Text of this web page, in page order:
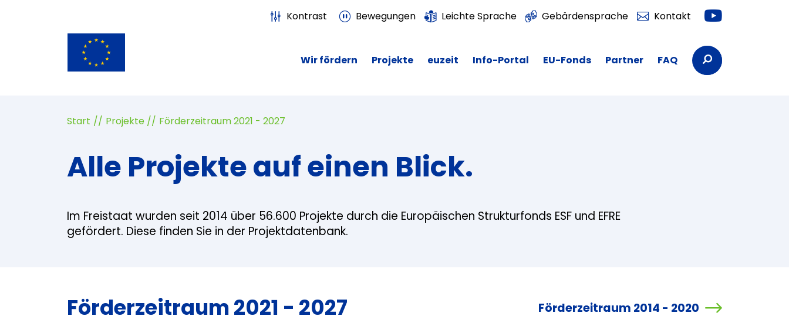
Kontrast Bewegungen Leichte Sprache Gebärdensprache Kontakt Youtube
Wir fördern Projekte euzeit Info-Portal EU-Fonds Partner FAQ Suchbegriffe
Start Projekte Förderzeitraum 2021 - 2027
Alle Projekte auf einen Blick.
Im Freistaat wurden seit 2014 über 56.600 Projekte durch die Europäischen Strukturfonds ESF und EFRE
gefördert. Diese finden Sie in der Projektdatenbank.
Förderzeitraum 2021 - 2027 Förderzeitraum 2014 - 2020